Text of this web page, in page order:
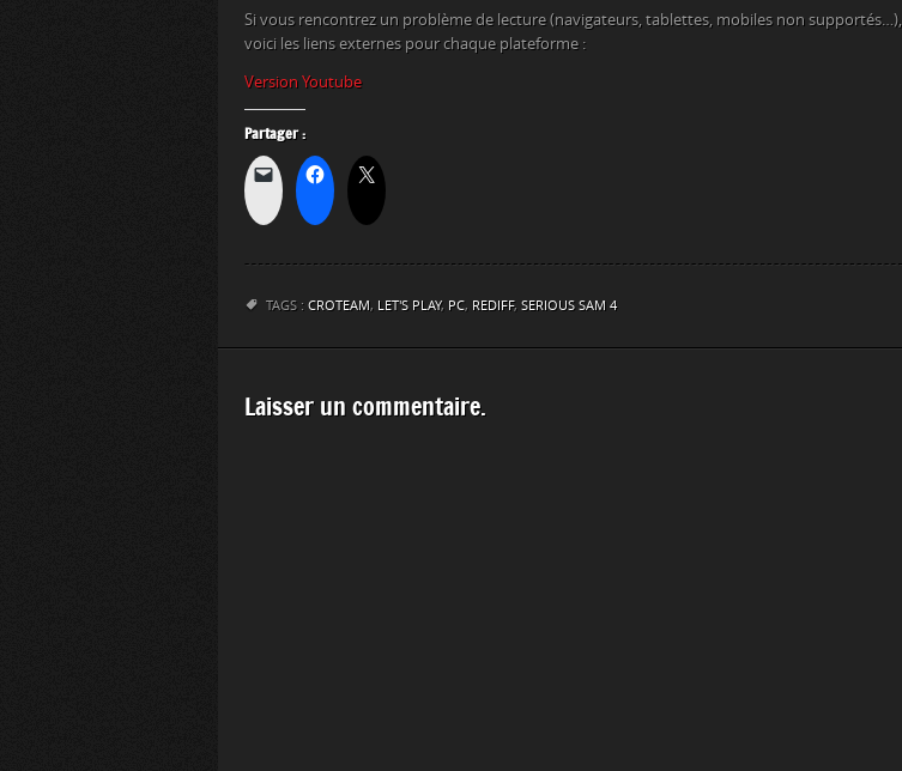
Si vous rencontrez un problème de lecture (navigateurs, tablettes, mobiles non supportés…),
voici les liens externes pour chaque plateforme :
Version Youtube
Partager :
TAGS : CROTEAM, LET'S PLAY, PC, REDIFF, SERIOUS SAM 4
Laisser un commentaire.